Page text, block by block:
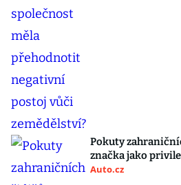
Pokuty
značka jako
Auto.cz